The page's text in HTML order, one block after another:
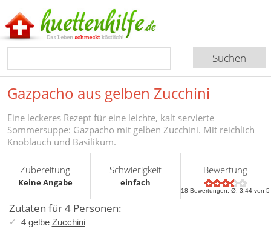
Gazpacho aus gelben Zucchini
Eine leckeres Rezept für eine leichte, kalt servierte
Sommersuppe: Gazpacho mit gelben Zucchini. Mit reichlich
Knoblauch und Basilikum.
Zubereitung
Keine Angabe
Schwierigkeit
einfach
Bewertung
18 Bewertungen, Ø:3,44 von 5
Zutaten für 4 Personen:
4 gelbe Zucchini